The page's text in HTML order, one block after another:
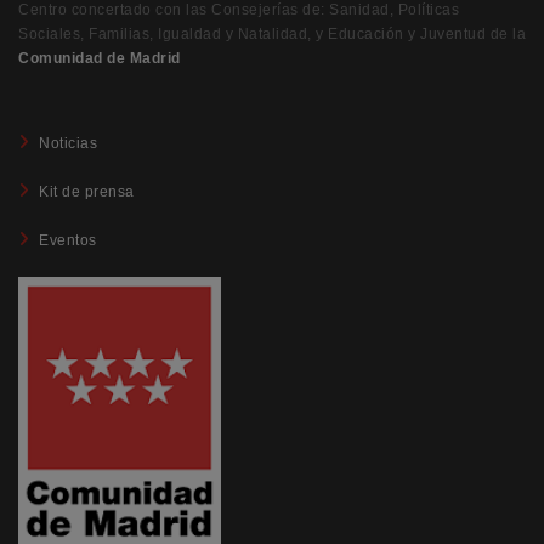
Centro concertado con las Consejerías de: Sanidad, Políticas
Sociales, Familias, Igualdad y Natalidad, y Educación y Juventud de la
Comunidad de Madrid
Noticias
Kit de prensa
Eventos